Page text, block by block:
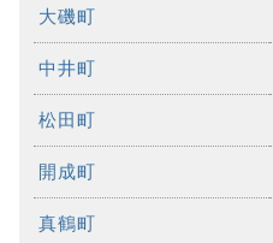
大磯町
中井町
松田町
開成町
真鶴町